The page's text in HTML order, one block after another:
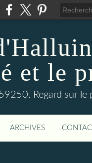
et le
Regard sur le
ARCHIVES